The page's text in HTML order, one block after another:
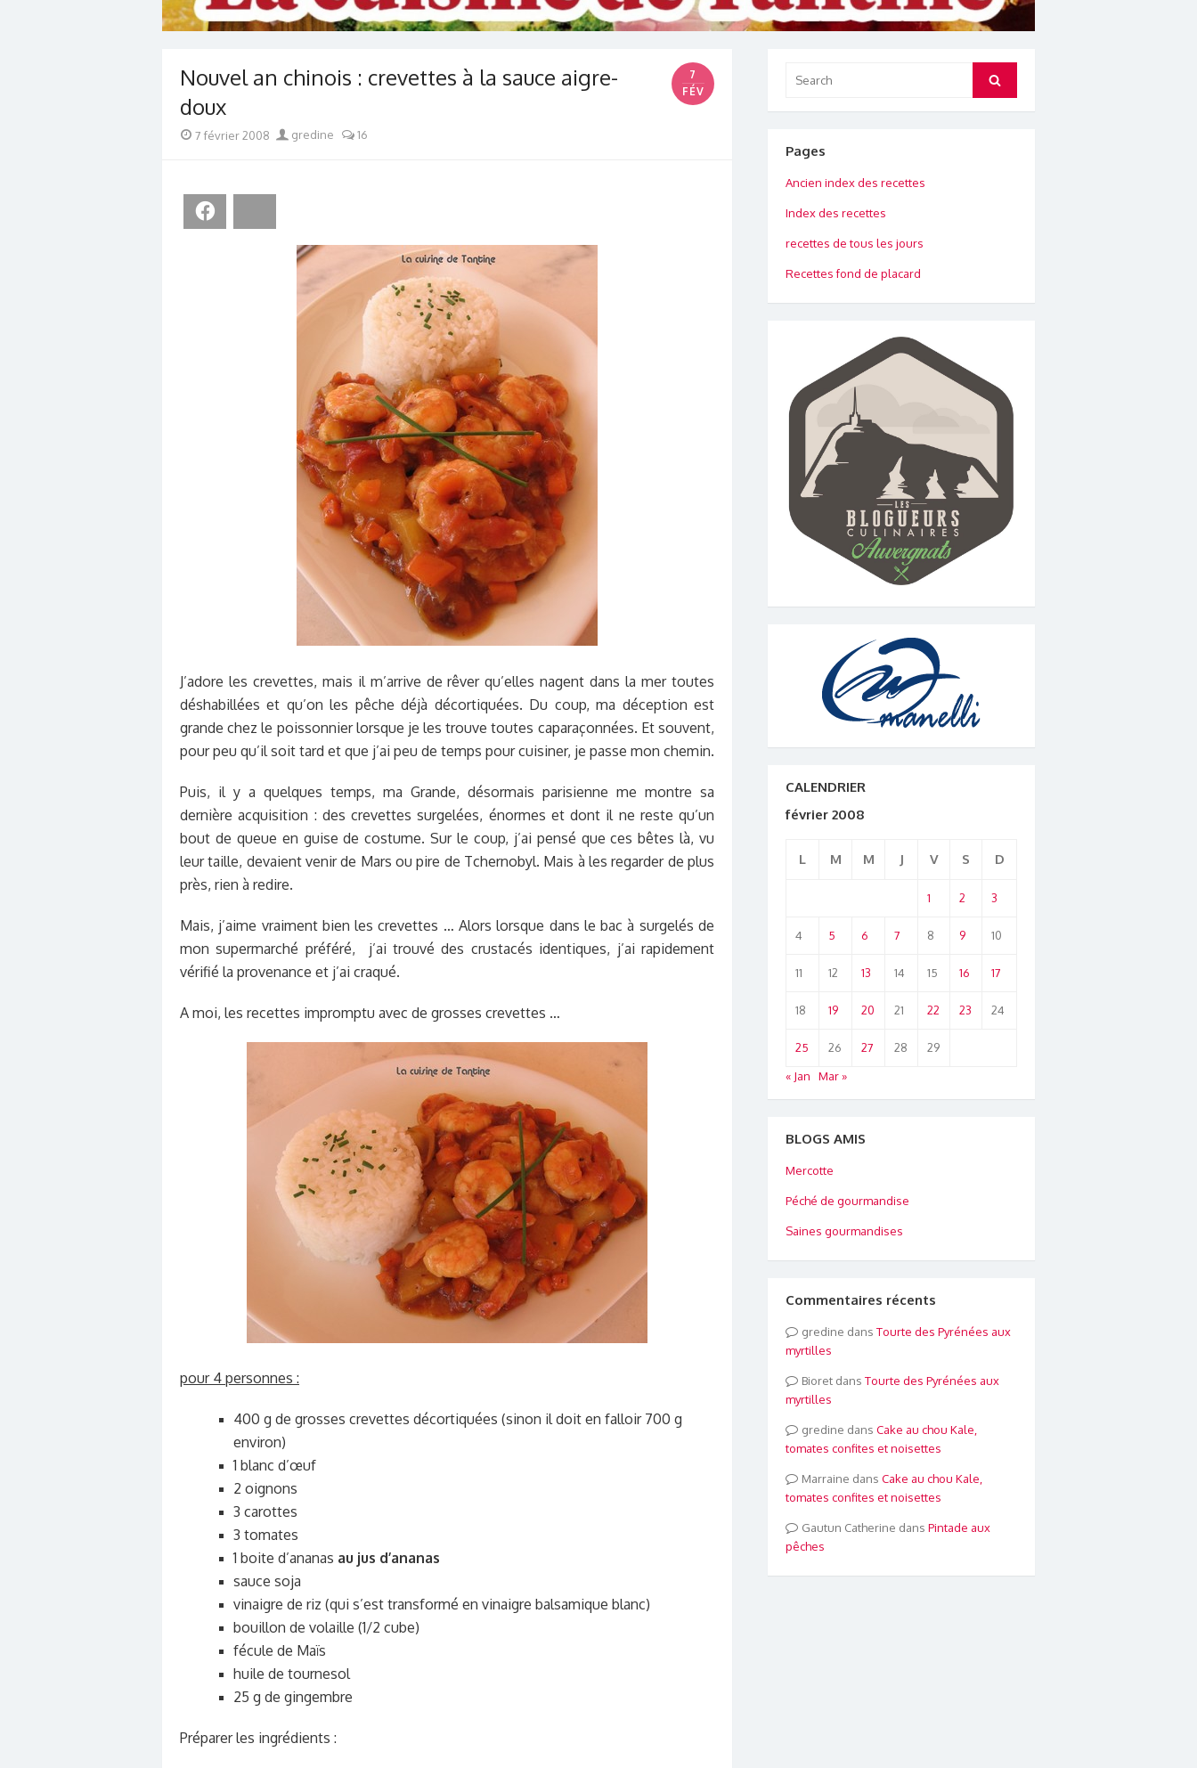
Nouvel an chinois : crevettes à la sauce aigre-
doux
7
FÉV
Posted
7 février 2008 Author
gredine 16
J’adore les crevettes, mais il m’arrive de rêver qu’elles nagent dans la mer toutes
déshabillées et qu’on les pêche déjà décortiquées. Du coup, ma déception est
grande chez le poissonnier lorsque je les trouve toutes caparaçonnées. Et souvent,
pour peu qu’il soit tard et que j’ai peu de temps pour cuisiner, je passe mon chemin.
Puis, il y a quelques temps, ma Grande, désormais parisienne me montre sa
dernière acquisition : des crevettes surgelées, énormes et dont il ne reste qu’un
bout de queue en guise de costume. Sur le coup, j’ai pensé que ces bêtes là, vu
leur taille, devaient venir de Mars ou pire de Tchernobyl. Mais à les regarder de plus
près, rien à redire.
Mais, j’aime vraiment bien les crevettes … Alors lorsque dans le bac à surgelés de
mon supermarché préféré, j’ai trouvé des crustacés identiques, j’ai rapidement
vérifié la provenance et j’ai craqué.
A moi, les recettes impromptu avec de grosses crevettes …
pour 4 personnes :
400 g de grosses crevettes décortiquées (sinon il doit en falloir 700 g
environ)
1 blanc d’œuf
2 oignons
3 carottes
3 tomates
1 boite d’ananas au jus d’ananas
sauce soja
vinaigre de riz (qui s’est transformé en vinaigre balsamique blanc)
bouillon de volaille (1/2 cube)
fécule de Maïs
huile de tournesol
25 g de gingembre
Préparer les ingrédients :
for:
Search
Pages
Ancien index des recettes
Index des recettes
recettes de tous les jours
Recettes fond de placard
CALENDRIER
février 2008
L M M J V S D
1 2 3
4 5 6 7 8 9 10
11 12 13 14 15 16 17
18 19 20 21 22 23 24
25 26 27 28
29
« Jan
Mar »
BLOGS AMIS
Mercotte
Péché de gourmandise
Saines gourmandises
Commentaires récents
gredine dans Tourte des Pyrénées aux
myrtilles
Bioretdans Tourte des Pyrénées aux
myrtilles
gredine dans Cake au chou Kale,
tomates confites et noisettes
Marraine dans Cake au chou Kale,
tomates confites et noisettes
Gautun Catherine dans Pintade aux
pêches